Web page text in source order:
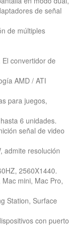
de señal
de múltiples
convertidor de
AMD / ATI
para juegos,
6 unidades.
señal de video
admite resolución
2560X1440.
mini, Mac Pro,
Station, Surface
con puerto